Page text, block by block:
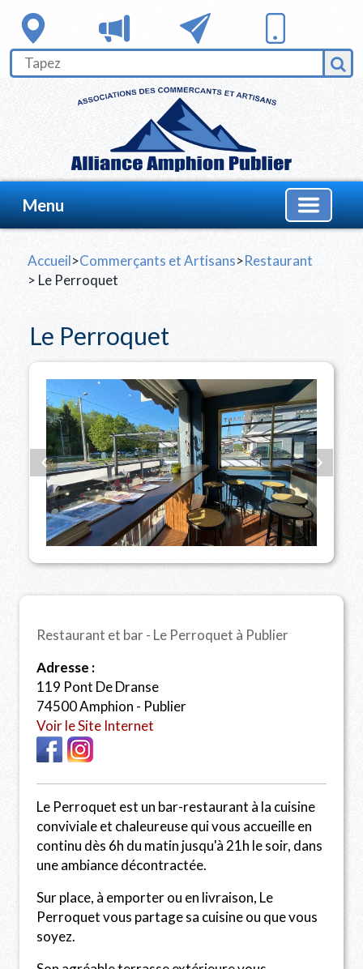
Menu
Accueil>Commerçants et Artisans>Restaurant
> Le Perroquet
Le Perroquet
Restaurant et bar - Le Perroquet à Publier
Adresse :
119 Pont De Dranse
74500 Amphion - Publier
Voir le Site Internet
Le Perroquet est un bar-restaurant à la cuisine
conviviale et chaleureuse qui vous accueille en
continu dès 6h du matin jusqu'à 21h le soir, dans
une ambiance décontractée.
Sur place, à emporter ou en livraison, Le
Perroquet vous partage sa cuisine ou que vous
soyez.